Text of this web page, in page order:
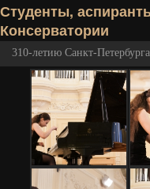
Студенты,
Консерватории
310-летию Санкт-